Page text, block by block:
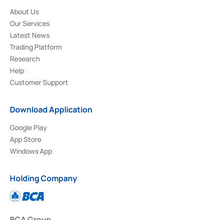
About Us
Our Services
Latest News
Trading Platform
Research
Help
Customer Support
Download Application
Google Play
App Store
Windows App
Holding Company